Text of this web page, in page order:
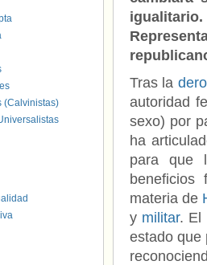
igualitario.
Tras la
autoridad
sexo) por
ha
para que
beneficios
materia de
y militar. El
estado que
(Calvinistas)